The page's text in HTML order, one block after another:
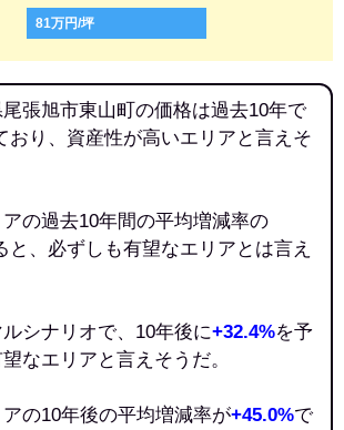
81万円/坪
尾張旭市東山町の価格は過去10年で
おり、資産性が高いエリアと言えそ
の過去10年間の平均増減率の
と、必ずしも有望なエリアとは言え
ルシナリオで、10年後に+32.4%を予
なエリアと言えそうだ。
の10年後の平均増減率が+45.0%で